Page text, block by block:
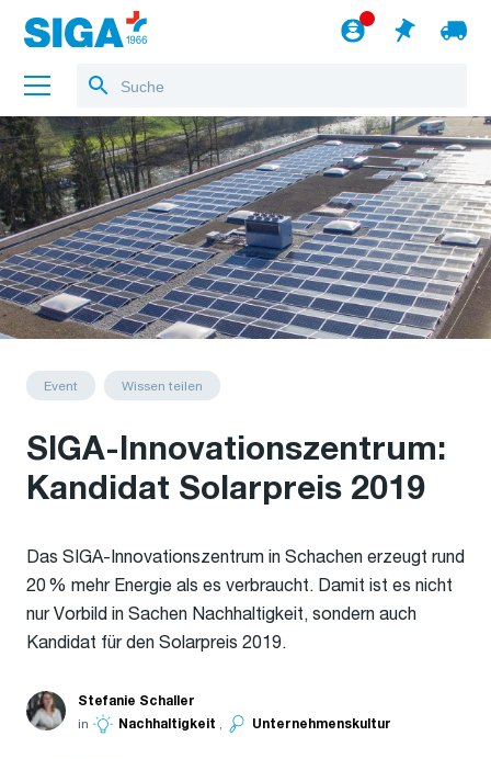
Über uns
Referenzen
Jobs
Blog
Event Wissen teilen
SIGA-Innovationszentrum:
Kandidat Solarpreis 2019
Das SIGA-Innovationszentrum in Schachen erzeugt rund
20 % mehr Energie als es verbraucht. Damit ist es nicht
nur Vorbild in Sachen Nachhaltigkeit, sondern auch
Kandidat für den Solarpreis 2019.
Stefanie Schaller
in
Nachhaltigkeit , Unternehmenskultur